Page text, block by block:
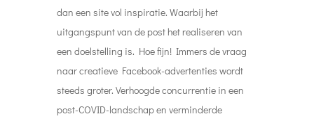
dan een site vol inspiratie. Waarbij het
uitgangspunt van de post het realiseren van
een doelstelling is. Hoe fijn! Immers de vraag
naar creatieve Facebook-advertenties wordt
steeds groter. Verhoogde concurrentie in een
post-COVID-landschap en verminderde